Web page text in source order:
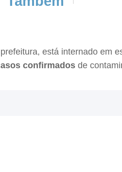
está internado em
confirmados de